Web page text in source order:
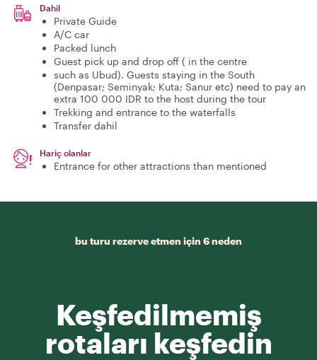
Dahil
Private Guide
A/C car
Packed lunch
Guest pick up and drop off ( in the centre
such as Ubud). Guests staying in the South
(Denpasar; Seminyak; Kuta; Sanur etc) need to pay an
extra 100 000 IDR to the host during the tour
Trekking and entrance to the waterfalls
Transfer dahil
Hariç olanlar
Entrance for other attractions than mentioned
bu turu rezerve etmen için 6 neden
Keşfedilmemiş
rotaları keşfedin